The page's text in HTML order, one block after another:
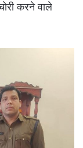
करने वाले